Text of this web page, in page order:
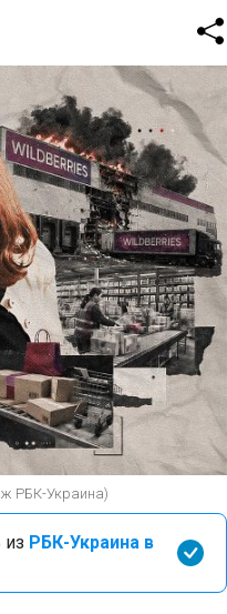
РБК-Украина)
из РБК-Украина в